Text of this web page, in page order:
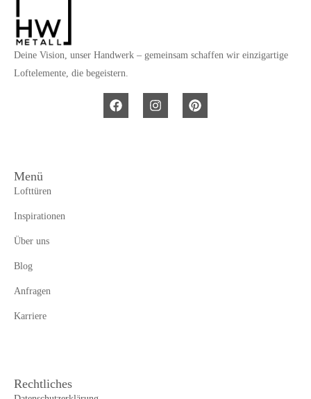
Deine Vision, unser Handwerk – gemeinsam schaffen wir einzigartige
Loftelemente, die begeistern.
Menü
Lofttüren
Inspirationen
Über uns
Blog
Anfragen
Karriere
Rechtliches